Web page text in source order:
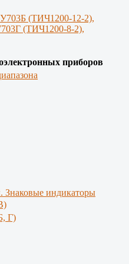
(ТИЧ1200-12-2),
(ТИЧ1200-8-2),
приборов
Знаковые индикаторы
Г)